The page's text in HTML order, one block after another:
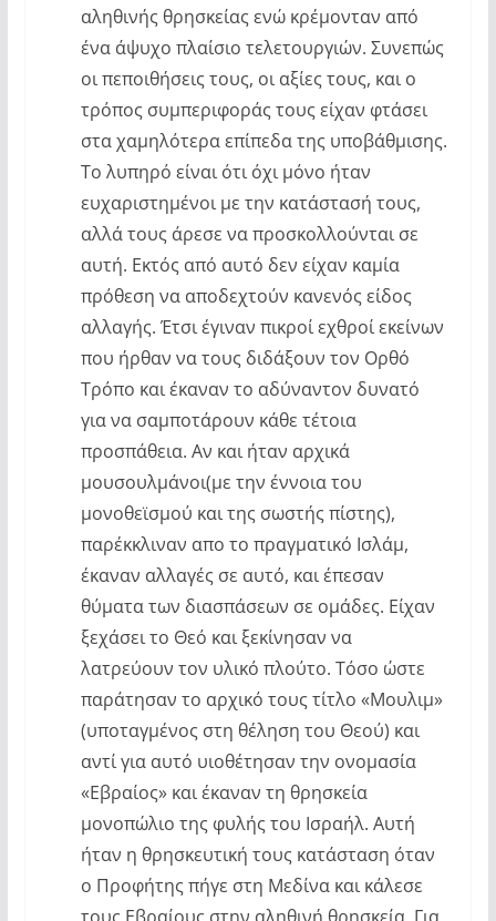
αληθινής θρησκείας ενώ κρέμονταν από
ένα άψυχο πλαίσιο τελετουργιών. Συνεπώς
οι πεποιθήσεις τους, οι αξίες τους, και ο
τρόπος συμπεριφοράς τους είχαν φτάσει
στα χαμηλότερα επίπεδα της υποβάθμισης.
Το λυπηρό είναι ότι όχι μόνο ήταν
ευχαριστημένοι με την κατάστασή τους,
αλλά τους άρεσε να προσκολλούνται σε
αυτή. Εκτός από αυτό δεν είχαν καμία
πρόθεση να αποδεχτούν κανενός είδος
αλλαγής. Έτσι έγιναν πικροί εχθροί εκείνων
που ήρθαν να τους διδάξουν τον Ορθό
Τρόπο και έκαναν το αδύναντον δυνατό
για να σαμποτάρουν κάθε τέτοια
προσπάθεια. Αν και ήταν αρχικά
μουσουλμάνοι(με την έννοια του
μονοθεϊσμού και της σωστής πίστης),
παρέκκλιναν απο το πραγματικό Ισλάμ,
έκαναν αλλαγές σε αυτό, και έπεσαν
θύματα των διασπάσεων σε ομάδες. Είχαν
ξεχάσει το Θεό και ξεκίνησαν να
λατρεύουν τον υλικό πλούτο. Τόσο ώστε
παράτησαν το αρχικό τους τίτλο «Μουλιμ»
(υποταγμένος στη θέληση του Θεού) και
αντί για αυτό υιοθέτησαν την ονομασία
«Εβραίος» και έκαναν τη θρησκεία
μονοπώλιο της φυλής του Ισραήλ. Αυτή
ήταν η θρησκευτική τους κατάσταση όταν
ο Προφήτης πήγε στη Μεδίνα και κάλεσε